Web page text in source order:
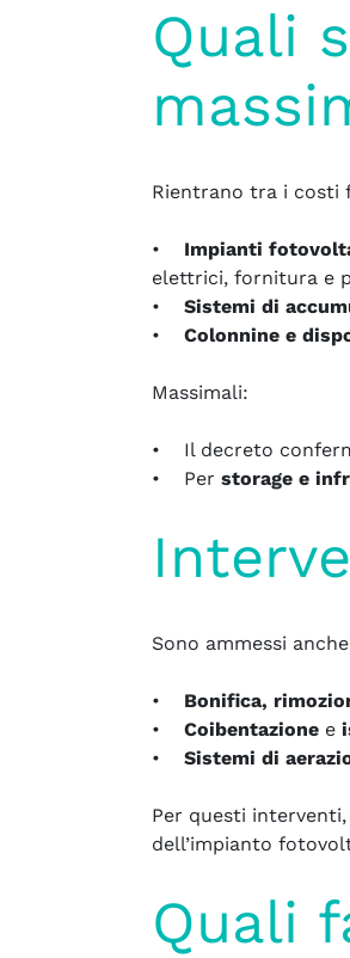
CONSULENZA ENERGETICA
Quali
Rientrano tra i costi
• Impianti
elettrici, fornitura e
• Sistemi di
• Colonnine e
Massimali:
• Il decreto
• Per storage e
Sono ammessi
• Bonifica,
• Coibentazione e
• Sistemi di
Per questi
dell’impianto
Quali